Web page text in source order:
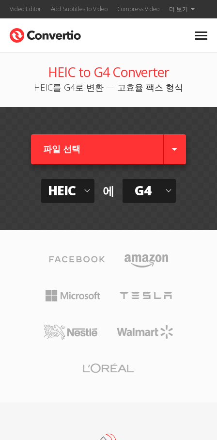
Video Editor Add Subtitles to Video Compress Video 더 보기
HEIC to G4 Converter
HEIC를 G4로 변환 — 고효율 팩스 형식
파일 선택
HEIC 에 G4